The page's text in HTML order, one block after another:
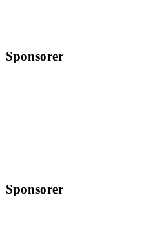
Sponsorer
Sponsorer